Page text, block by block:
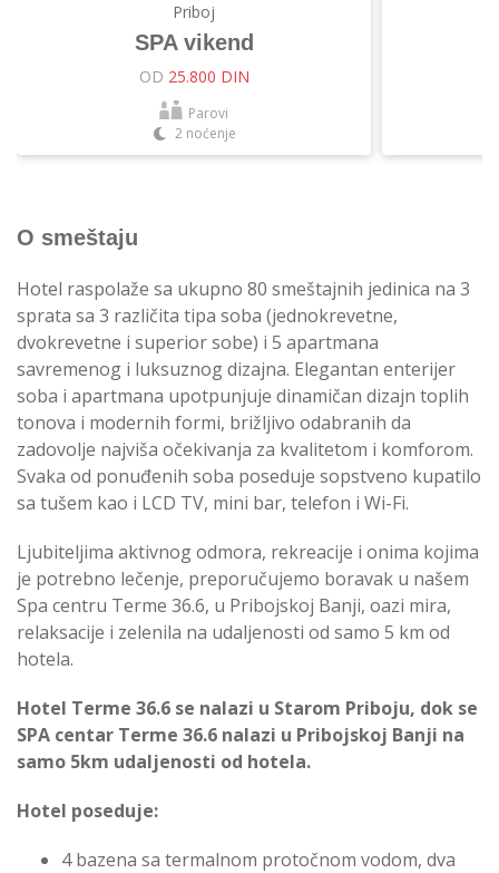
O smeštaju
Hotel raspolaže sa ukupno 80 smeštajnih jedinica na 3
sprata sa 3 različita tipa soba (jednokrevetne,
dvokrevetne i superior sobe) i 5 apartmana
savremenog i luksuznog dizajna. Elegantan enterijer
soba i apartmana upotpunjuje dinamičan dizajn toplih
tonova i modernih formi, brižljivo odabranih da
zadovolje najviša očekivanja za kvalitetom i komforom.
Svaka od ponuđenih soba poseduje sopstveno kupatilo
sa tušem kao i LCD TV, mini bar, telefon i Wi-Fi.
Ljubiteljima aktivnog odmora, rekreacije i onima kojima
je potrebno lečenje, preporučujemo boravak u našem
Spa centru Terme 36.6, u Pribojskoj Banji, oazi mira,
relaksacije i zelenila na udaljenosti od samo 5 km od
hotela.
Hotel Terme 36.6 se nalazi u Starom Priboju, dok se
SPA centar Terme 36.6 nalazi u Pribojskoj Banji na
samo 5km udaljenosti od hotela.
Hotel poseduje:
4 bazena sa termalnom protočnom vodom, dva
Priboj
SPA vikend
OD 25.800 DIN
Parovi
2 noćenje